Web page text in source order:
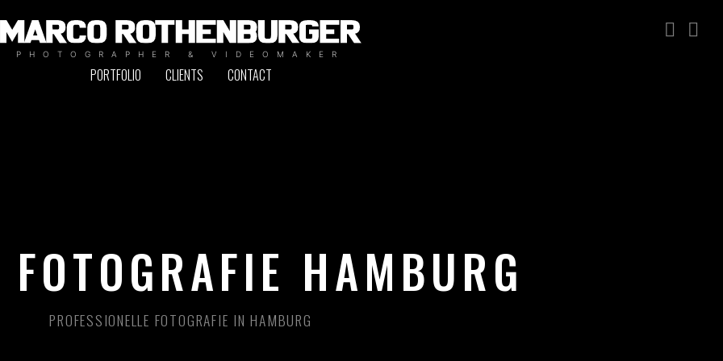
PHOTOGRAPHER & VIDEOMAKER
PORTFOLIO CLIENTS CONTACT
FOTOGRAFIE HAMBURG
PROFESSIONELLE FOTOGRAFIE IN HAMBURG